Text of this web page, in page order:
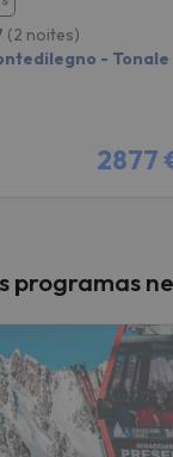
(2 noites)
- Tonale
2877
programas